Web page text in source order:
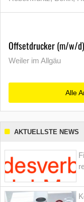
Offsetdrucker (m/w/d)
Weiler im Allgäu
Alle
AKTUELLSTE NEWS